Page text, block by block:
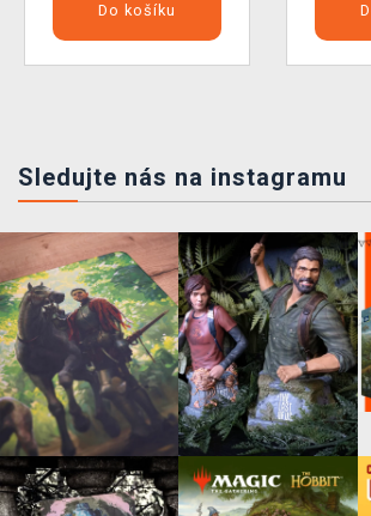
Do košíku
Sledujte nás na instagramu